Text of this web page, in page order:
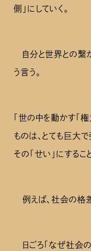
側」にしていく。
自分と世界との繋
う言う。
「世の中を動かす「権
ものは、とても巨大
その「せい」にするこ
例えば、社会の格
日ごろ「なぜ社会